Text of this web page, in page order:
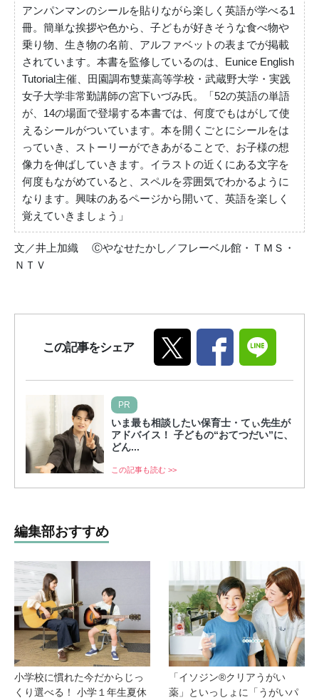
アンパンマンのシールを貼りながら楽しく英語が学べる1
冊。簡単な挨拶や色から、子どもが好きそうな食べ物や
乗り物、生き物の名前、アルファベットの表までが掲載
されています。本書を監修しているのは、Eunice English
Tutorial主催、田園調布雙葉高等学校・武蔵野大学・実践
女子大学非常勤講師の宮下いづみ氏。「52の英語の単語
が、14の場面で登場する本書では、何度でもはがして使
えるシールがついています。本を開くごとにシールをは
っていき、ストーリーができあがることで、お子様の想
像力を伸ばしていきます。イラストの近くにある文字を
何度もながめていると、スペルを雰囲気でわかるように
なります。興味のあるページから開いて、英語を楽しく
覚えていきましょう」
文／井上加織 Ⓒやなせたかし／フレーベル館・ＴＭＳ・
ＮＴＶ
この記事をシェア
PR
いま最も相談したい保育士・てぃ先生が
アドバイス！ 子どもの“おてつだい”に、
どん...
この記事も読む >>
編集部おすすめ
小学校に慣れた今だからじっ
くり選べる！ 小学１年生夏休
「イソジン®クリアうがい
薬」といっしょに「うがいパ